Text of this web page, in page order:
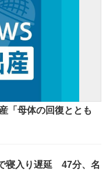
「母体の回復ととも
寝入り遅延 47分、名